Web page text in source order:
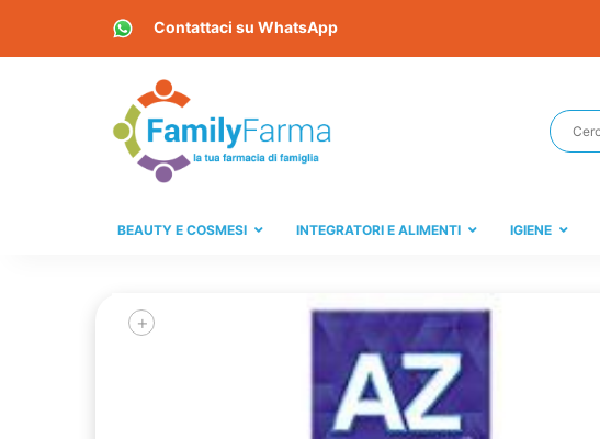
Contattaci su WhatsApp
BEAUTY E COSMESI INTEGRATORI E ALIMENTI IGIENE
+